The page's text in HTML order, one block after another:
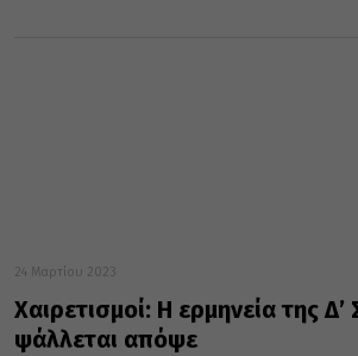
24 Μαρτίου 2023
Χαιρετισμοί: Η ερμηνεία της
ψάλλεται απόψε